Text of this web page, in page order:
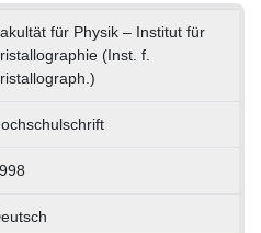
für Physik – Institut für
(Inst. f.